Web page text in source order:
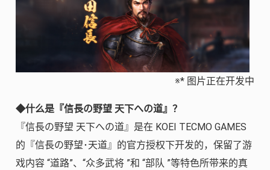
※* 图片正在开发中
◆什么是『信長の野望 天下への道』？
『信長の野望 天下への道』是在 KOEI TECMO GAMES
的『信長の野望･天道』的官方授权下开发的，保留了游
戏内容 “道路”、“众多武将 ”和 “部队 ”等特色所带来的真